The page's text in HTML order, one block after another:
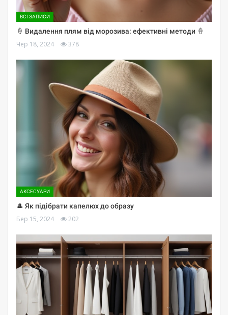
ВСІ ЗАПИСИ
🍦 Видалення плям від морозива: ефективні методи 🍦
Чер 18, 2024 378
АКСЕСУАРИ
🎩 Як підібрати капелюх до образу
Бер 15, 2024 202